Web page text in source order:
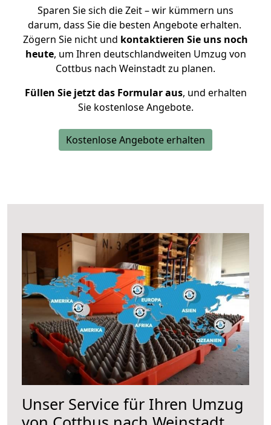
Sparen Sie sich die Zeit – wir kümmern uns
darum, dass Sie die besten Angebote erhalten.
Zögern Sie nicht und kontaktieren Sie uns noch
heute, um Ihren deutschlandweiten Umzug von
Cottbus nach Weinstadt zu planen.
Füllen Sie jetzt das Formular aus, und erhalten
Sie kostenlose Angebote.
Kostenlose Angebote erhalten
Unser Service für Ihren Umzug